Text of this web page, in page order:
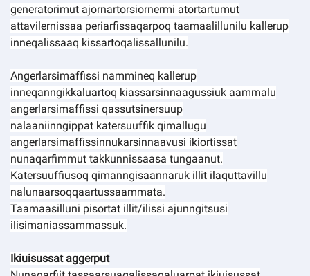
generatorimut ajornartorsiornermi atortartumut
attavilernissaa periarfissaqarpoq taamaalillunilu kallerup
inneqalissaaq kissartoqalissallunilu.
Angerlarsimaffissi nammineq kallerup
inneqanngikkaluartoq kiassarsinnaagussiuk aammalu
angerlarsimaffissi qassutsinersuup
nalaaniinngippat katersuuffik qimallugu
angerlarsimaffissinnukarsinnaavusi ikiortissat
nunaqarfimmut takkunnissaasa tungaanut.
Katersuuffiusoq qimanngisaannaruk illit ilaquttavillu
nalunaarsoqqaartussaammata.
Taamaasilluni pisortat illit/ilissi ajunngitsusi
ilisimaniassammassuk.
Ikiuisussat aggerput